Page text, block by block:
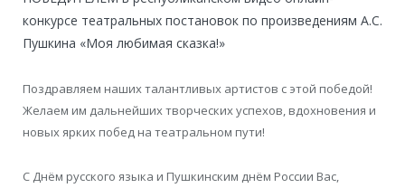
конкурсе театральных постановок по произведениям А.С.
Пушкина «Моя любимая сказка!»
Поздравляем наших талантливых артистов с этой победой!
Желаем им дальнейших творческих успехов, вдохновения и
новых ярких побед на театральном пути!
С Днём русского языка и Пушкинским днём России Вас,